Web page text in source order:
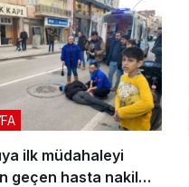
ilk müdahaleyi
geçen hasta nakil